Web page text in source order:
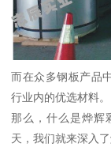
而在众多钢板产品
行业内的优选材料。
那么，什么是烨辉
天，我们就来深入了